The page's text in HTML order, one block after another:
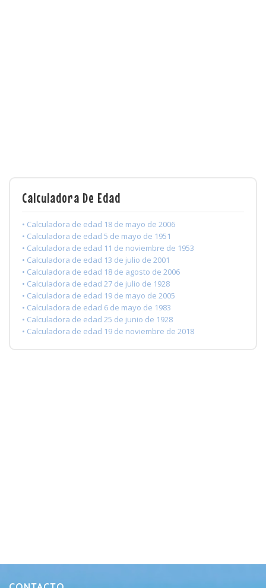
Calculadora De Edad
• Calculadora de edad 18 de mayo de 2006
• Calculadora de edad 5 de mayo de 1951
• Calculadora de edad 11 de noviembre de 1953
• Calculadora de edad 13 de julio de 2001
• Calculadora de edad 18 de agosto de 2006
• Calculadora de edad 27 de julio de 1928
• Calculadora de edad 19 de mayo de 2005
• Calculadora de edad 6 de mayo de 1983
• Calculadora de edad 25 de junio de 1928
• Calculadora de edad 19 de noviembre de 2018